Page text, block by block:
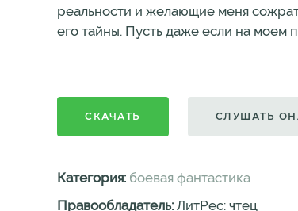
реальности и желающие меня
его тайны. Пусть даже если на моем
СКАЧАТЬ СЛУШАТЬ
Категория: боевая фантастика
Правообладатель: ЛитРес: чтец